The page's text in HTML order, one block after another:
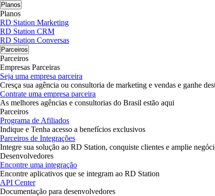
Planos
Planos
RD Station Marketing
RD Station CRM
RD Station Conversas
Parceiros
Parceiros
Empresas Parceiras
Seja uma empresa parceira
Cresça sua agência ou consultoria de marketing e vendas e ganhe
Contrate uma empresa parceira
As melhores agências e consultorias do Brasil estão aqui
Parceiros
Programa de Afiliados
Indique e Tenha acesso a benefícios exclusivos
Parceiros de Integrações
Integre sua solução ao RD Station, conquiste clientes e amplie
Desenvolvedores
Encontre uma integração
Encontre aplicativos que se integram ao RD Station
API Center
Documentação para desenvolvedores